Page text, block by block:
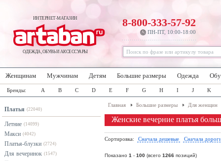
ИНТЕРНЕТ-МАГАЗИН
ОДЕЖДА, ОБУВЬ И АКСЕССУАРЫ
8-800-333-57-92
ПН-ПТ, 10:00-18:00
Женщинам Мужчинам Детям Большие размеры Одежда
Бренды: A B C D E F G H I J K
Платья (22040)
Летние (14099)
Макси (4042)
Платья-блузки (2724)
Для вечеринок (1547)
Главная Большие размеры Для женщин
Женские вечерние платья
Сортировка: Сначала дешевые Сначала
Показано 1 - 100 (всего 1266 позиций)